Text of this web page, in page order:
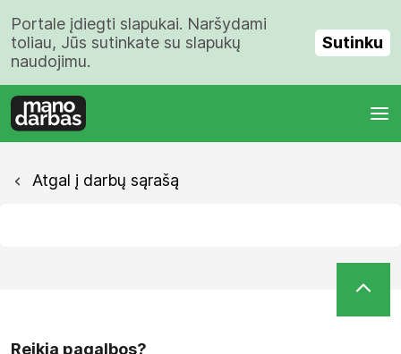
Portale įdiegti slapukai. Naršydami
toliau, Jūs sutinkate su slapukų
naudojimu.
Sutinku
Atgal į darbų sąrašą
Reikia pagalbos?